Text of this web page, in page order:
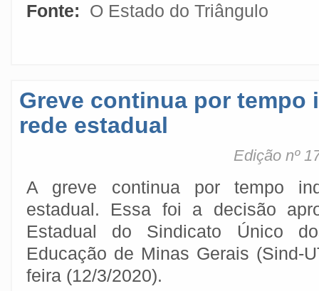
Fonte:
O Estado do Triângulo
Greve continua por tempo
rede estadual
Edição nº
A greve continua por tempo
estadual. Essa foi a decisão
Estadual do Sindicato Único
Educação de Minas Gerais (Sind-
feira (12/3/2020).